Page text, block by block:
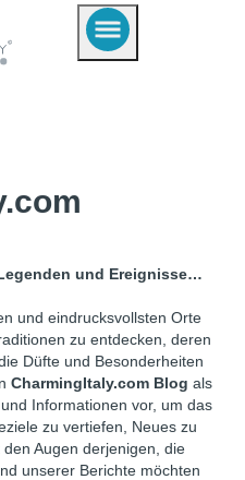
und Ereignisse…
und eindrucksvollsten Orte
zu entdecken, deren
Düfte und Besonderheiten
CharmingItaly.com Blog als
Informationen vor, um das
zu vertiefen, Neues zu
Augen derjenigen, die
unserer Berichte möchten